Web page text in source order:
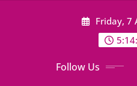
Friday, 7
Follow Us